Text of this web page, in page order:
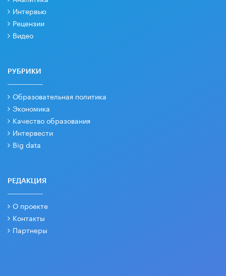
Интервью
Рецензии
Видео
РУБРИКИ
Образовательная политика
Экономика
Качество образования
Интервести
Big data
РЕДАКЦИЯ
О проекте
Контакты
Партнеры